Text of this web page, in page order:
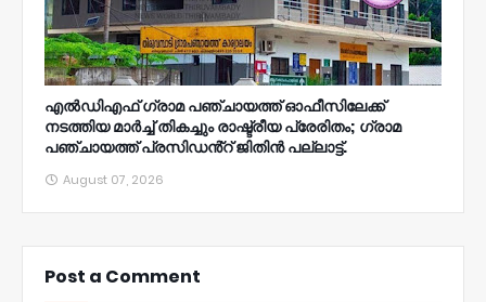
എൽഡിഎഫ് ഗ്രാമ പഞ്ചായത്ത് ഓഫീസിലേക്ക്
നടത്തിയ മാർച്ച് തികച്ചും രാഷ്ട്രീയ പ്രേരിതം; ഗ്രാമ
പഞ്ചായത്ത് പ്രസിഡൻ്റ് ജിതിൻ പല്ലാട്ട്.
August 07, 2026
Post a Comment